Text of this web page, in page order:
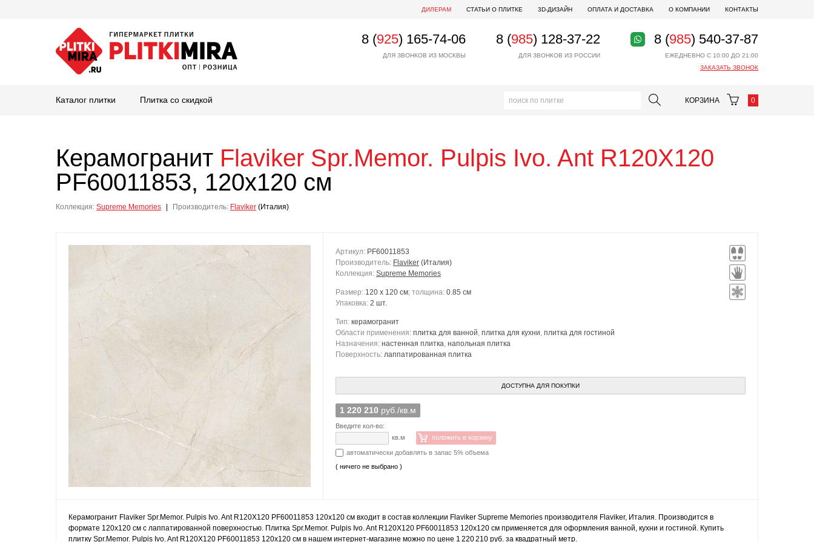
ДИЛЕРАМ СТАТЬИ О ПЛИТКЕ 3D-ДИЗАЙН ОПЛАТА И ДОСТАВКА О КОМПАНИИ КОНТАКТЫ
8 (925) 165-74-06
ДЛЯ ЗВОНКОВ ИЗ МОСКВЫ
8 (985) 128-37-22
ДЛЯ ЗВОНКОВ ИЗ РОССИИ
8 (985) 540-37-87
ЕЖЕДНЕВНО С 10:00 ДО 21:00
ЗАКАЗАТЬ ЗВОНОК
Каталог плитки Плитка со скидкой КОРЗИНА 0
Керамогранит Flaviker Spr.Memor. Pulpis Ivo. Ant R120X120
PF60011853, 120x120 см
Коллекция: Supreme Memories Производитель: Flaviker (Италия)
Артикул: PF60011853
Производитель: Flaviker (Италия)
Коллекция: Supreme Memories
Размер: 120 x 120 см; толщина: 0.85 см
Упаковка: 2 шт.
Тип: керамогранит
Области применения: плитка для ванной, плитка для кухни, плитка для гостиной
Назначения: настенная плитка, напольная плитка
Поверхность: лаппатированная плитка
ДОСТУПНА ДЛЯ ПОКУПКИ
1 220 210 руб./кв.м
Введите кол-во:
кв.м
положить в корзину
автоматически добавлять в запас 5% объема
( ничего не выбрано )
Керамогранит Flaviker Spr.Memor. Pulpis Ivo. Ant R120X120 PF60011853 120x120 см входит в состав коллекции Flaviker Supreme Memories производителя Flaviker, Италия. Производится в
формате 120x120 см с лаппатированной поверхностью. Плитка Spr.Memor. Pulpis Ivo. Ant R120X120 PF60011853 120x120 см применяется для оформления ванной, кухни и гостиной. Купить
плитку Spr.Memor. Pulpis Ivo. Ant R120X120 PF60011853 120x120 см в нашем интернет-магазине можно по цене 1 220 210 руб. за квадратный метр.